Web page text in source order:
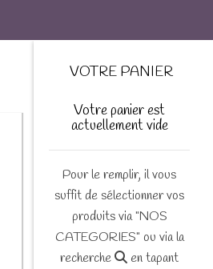
VOTRE PANIER
Votre panier est
actuellement vide
Pour le remplir, il vous
suffit de sélectionner vos
produits via "NOS
CATEGORIES" ou via la
recherche
en tapant